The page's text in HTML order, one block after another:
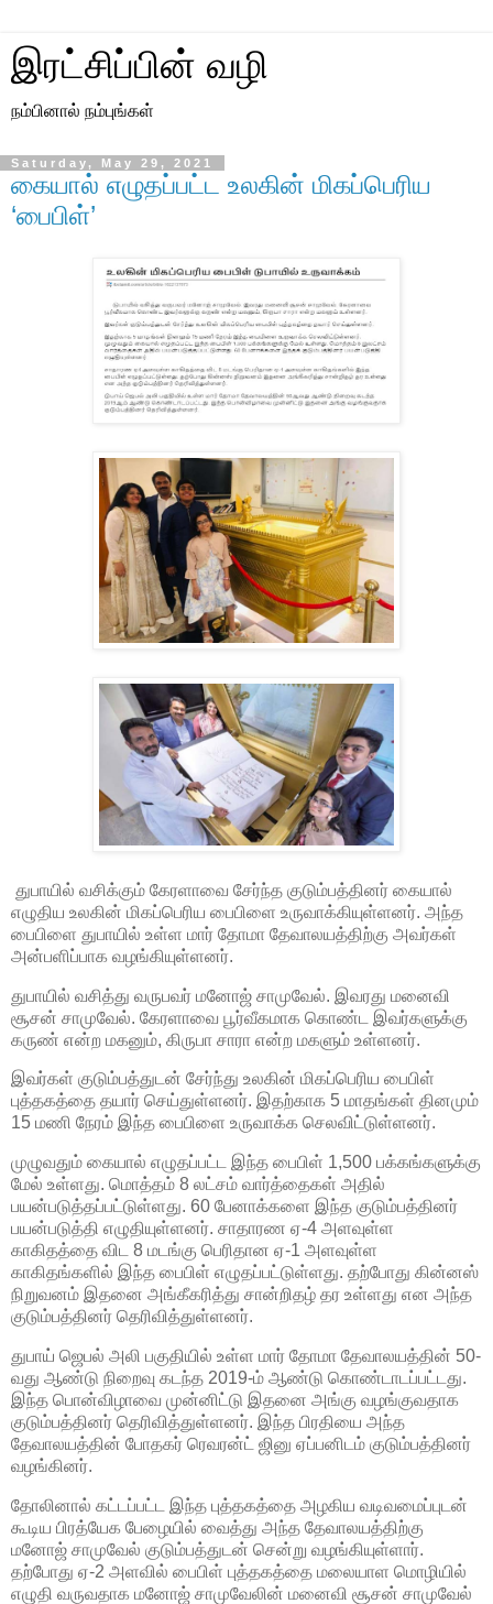
இரட்சிப்பின் வழி
நம்பினால் நம்புங்கள்
Saturday, May 29, 2021
கையால் எழுதப்பட்ட உலகின் மிகப்பெரிய
‘பைபிள்’
துபாயில் வசிக்கும் கேரளாவை சேர்ந்த குடும்பத்தினர் கையால்
எழுதிய உலகின் மிகப்பெரிய பைபிளை உருவாக்கியுள்ளனர். அந்த
பைபிளை துபாயில் உள்ள மார் தோமா தேவாலயத்திற்கு அவர்கள்
அன்பளிப்பாக வழங்கியுள்ளனர்.
துபாயில் வசித்து வருபவர் மனோஜ் சாமுவேல். இவரது மனைவி
சூசன் சாமுவேல். கேரளாவை பூர்வீகமாக கொண்ட இவர்களுக்கு
கருண் என்ற மகனும், கிருபா சாரா என்ற மகளும் உள்ளனர்.
இவர்கள் குடும்பத்துடன் சேர்ந்து உலகின் மிகப்பெரிய பைபிள்
புத்தகத்தை தயார் செய்துள்ளனர். இதற்காக 5 மாதங்கள் தினமும்
15 மணி நேரம் இந்த பைபிளை உருவாக்க செலவிட்டுள்ளனர்.
முழுவதும் கையால் எழுதப்பட்ட இந்த பைபிள் 1,500 பக்கங்களுக்கு
மேல் உள்ளது. மொத்தம் 8 லட்சம் வார்த்தைகள் அதில்
பயன்படுத்தப்பட்டுள்ளது. 60 பேனாக்களை இந்த குடும்பத்தினர்
பயன்படுத்தி எழுதியுள்ளனர். சாதாரண ஏ-4 அளவுள்ள
காகிதத்தை விட 8 மடங்கு பெரிதான ஏ-1 அளவுள்ள
காகிதங்களில் இந்த பைபிள் எழுதப்பட்டுள்ளது. தற்போது கின்னஸ்
நிறுவனம் இதனை அங்கீகரித்து சான்றிதழ் தர உள்ளது என அந்த
குடும்பத்தினர் தெரிவித்துள்ளனர்.
துபாய் ஜெபல் அலி பகுதியில் உள்ள மார் தோமா தேவாலயத்தின் 50-
வது ஆண்டு நிறைவு கடந்த 2019-ம் ஆண்டு கொண்டாடப்பட்டது.
இந்த பொன்விழாவை முன்னிட்டு இதனை அங்கு வழங்குவதாக
குடும்பத்தினர் தெரிவித்துள்ளனர். இந்த பிரதியை அந்த
தேவாலயத்தின் போதகர் ரெவரன்ட் ஜினு ஏப்பனிடம் குடும்பத்தினர்
வழங்கினர்.
தோலினால் கட்டப்பட்ட இந்த புத்தகத்தை அழகிய வடிவமைப்புடன்
கூடிய பிரத்யேக பேழையில் வைத்து அந்த தேவாலயத்திற்கு
மனோஜ் சாமுவேல் குடும்பத்துடன் சென்று வழங்கியுள்ளார்.
தற்போது ஏ-2 அளவில் பைபிள் புத்தகத்தை மலையாள மொழியில்
எழுதி வருவதாக மனோஜ் சாமுவேலின் மனைவி சூசன் சாமுவேல்